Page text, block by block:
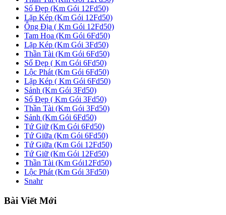
Số Đẹp (Km Gói 12Fd50)
Lặp Kép (Km Gói 12Fd50)
Ông Địa ( Km Gói 12Fd50)
Tam Hoa (Km Gói 6Fd50)
Lặp Kép (Km Gói 3Fd50)
Thần Tài (Km Gói 6Fd50)
Số Đẹp ( Km Gói 6Fd50)
Lộc Phát (Km Gói 6Fd50)
Lặp Kép ( Km Gói 6Fd50)
Sảnh (Km Gói 3Fd50)
Số Đẹp ( Km Gói 3Fd50)
Thần Tài (Km Gói 3Fd50)
Sảnh (Km Gói 6Fd50)
Tứ Giữ (Km Gói 6Fd50)
Tứ Giữa (Km Gói 6Fd50)
Tứ Giữa (Km Gói 12Fd50)
Tứ Giữ (Km Gói 12Fd50)
Thần Tài (Km Gói12Fd50)
Lộc Phát (Km Gói 3Fd50)
Snahr
Bài Viết Mới